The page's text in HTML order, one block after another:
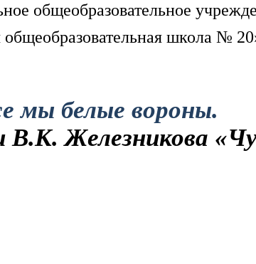
общеобразовательное
общеобразовательная школа №
мы белые вороны.
Железникова